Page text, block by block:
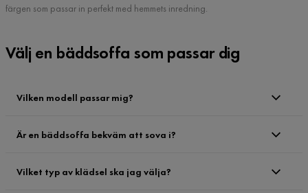
färgen som passar in perfekt med hemmets inredning.
Välj en bäddsoffa som passar dig
Vilken modell passar mig?
Är en bäddsoffa bekväm att sova i?
Vilket typ av klädsel ska jag välja?